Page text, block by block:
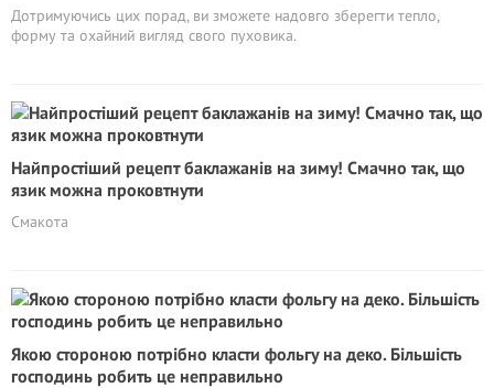
Дотримуючись цих порад, ви зможете надовго зберегти тепло,
форму та охайний вигляд свого пуховика.
Найпростіший рецепт баклажанів на зиму! Смачно так, що
язик можна проковтнути
Смакота
Якою стороною потрібно класти фольгу на деко. Більшість
господинь робить це неправильно